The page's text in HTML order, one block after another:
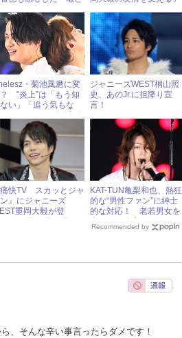
・菊池風磨に変
“炎上”は「もう知
い」「追う気もな
ジャニーズWEST桐山照
史、あのJr.に担降り宣
言！
痛快TV スカッとジャ
』にジャニーズ
重岡大毅が登
KAT-TUN亀梨和也、熱狂
的な“男性ファン”に紳士
的な対応！ 老若男女を
Recommended by
、そんな辛い事言ったらダメです！